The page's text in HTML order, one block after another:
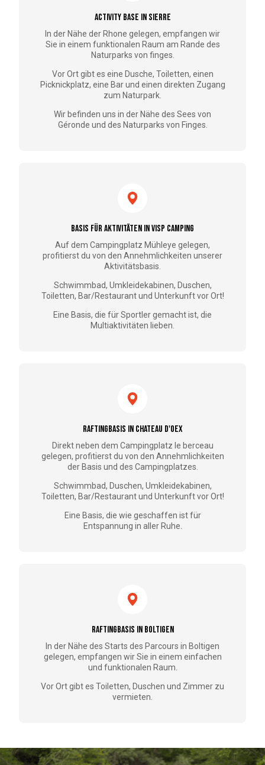
Activity Base in Sierre
In der Nähe der Rhone gelegen, empfangen wir
Sie in einem funktionalen Raum am Rande des
Naturparks von finges.
Vor Ort gibt es eine Dusche, Toiletten, einen
Picknickplatz, eine Bar und einen direkten Zugang
zum Naturpark.
Wir befinden uns in der Nähe des Sees von
Géronde und des Naturparks von Finges.
Basis für Aktivitäten in Visp Camping
Auf dem Campingplatz Mühleye gelegen,
profitierst du von den Annehmlichkeiten unserer
Aktivitätsbasis.
Schwimmbad, Umkleidekabinen, Duschen,
Toiletten, Bar/Restaurant und Unterkunft vor Ort!
Eine Basis, die für Sportler gemacht ist, die
Multiaktivitäten lieben.
Raftingbasis in Chateau d'Oex
Direkt neben dem Campingplatz le berceau
gelegen, profitierst du von den Annehmlichkeiten
der Basis und des Campingplatzes.
Schwimmbad, Duschen, Umkleidekabinen,
Toiletten, Bar/Restaurant und Unterkunft vor Ort!
Eine Basis, die wie geschaffen ist für
Entspannung in aller Ruhe.
Raftingbasis in Boltigen
In der Nähe des Starts des Parcours in Boltigen
gelegen, empfangen wir Sie in einem einfachen
und funktionalen Raum.
Vor Ort gibt es Toiletten, Duschen und Zimmer zu
vermieten.